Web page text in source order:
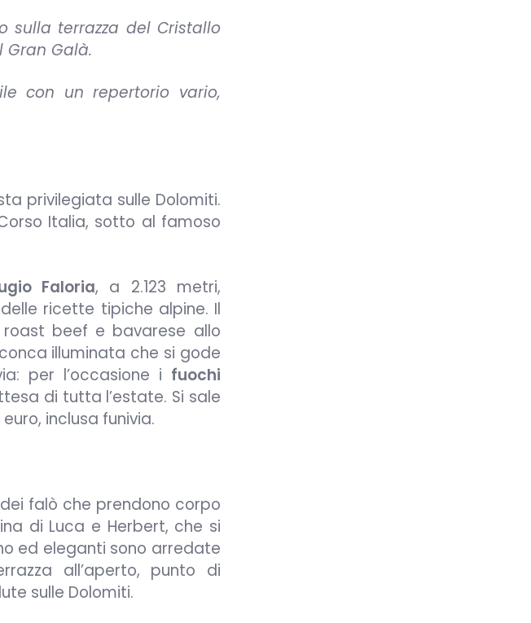
sulla terrazza del Cristallo
Gran Galà.
con un repertorio vario,
privilegiata sulle Dolomiti.
Italia, sotto al famoso
Faloria, a 2.123 metri,
ricette tipiche alpine. Il
roast beef e bavarese allo
illuminata che si gode
per l’occasione i fuochi
di tutta l’estate. Si sale
inclusa funivia.
falò che prendono corpo
di Luca e Herbert, che si
ed eleganti sono arredate
all’aperto, punto di
sulle Dolomiti.